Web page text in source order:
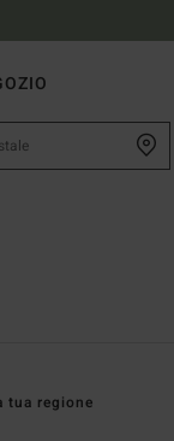
tua regione